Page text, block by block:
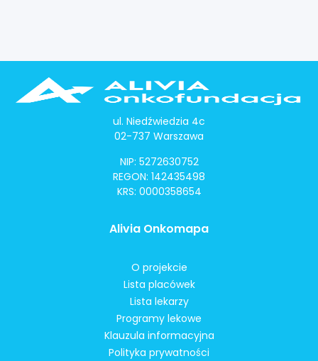
ul. Niedźwiedzia 4c
02-737 Warszawa
NIP: 5272630752
REGON: 142435498
KRS: 0000358654
Alivia Onkomapa
O projekcie
Lista placówek
Lista lekarzy
Programy lekowe
Klauzula informacyjna
Polityka prywatności